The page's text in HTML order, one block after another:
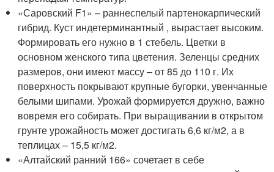
«Саровский F1» – раннеспелый партенокарпический
гибрид. Куст индетерминантный , вырастает высоким.
Формировать его нужно в 1 стебель. Цветки в
основном женского типа цветения. Зеленцы средних
размеров, они имеют массу – от 85 до 110 г. Их
поверхность покрывают крупные бугорки, увенчанные
белыми шипами. Урожай формируется дружно, важно
вовремя его собирать. При выращивании в открытом
грунте урожайность может достигать 6,6 кг/м2, а в
теплицах – 15,5 кг/м2.
«Алтайский ранний 166» сочетает в себе